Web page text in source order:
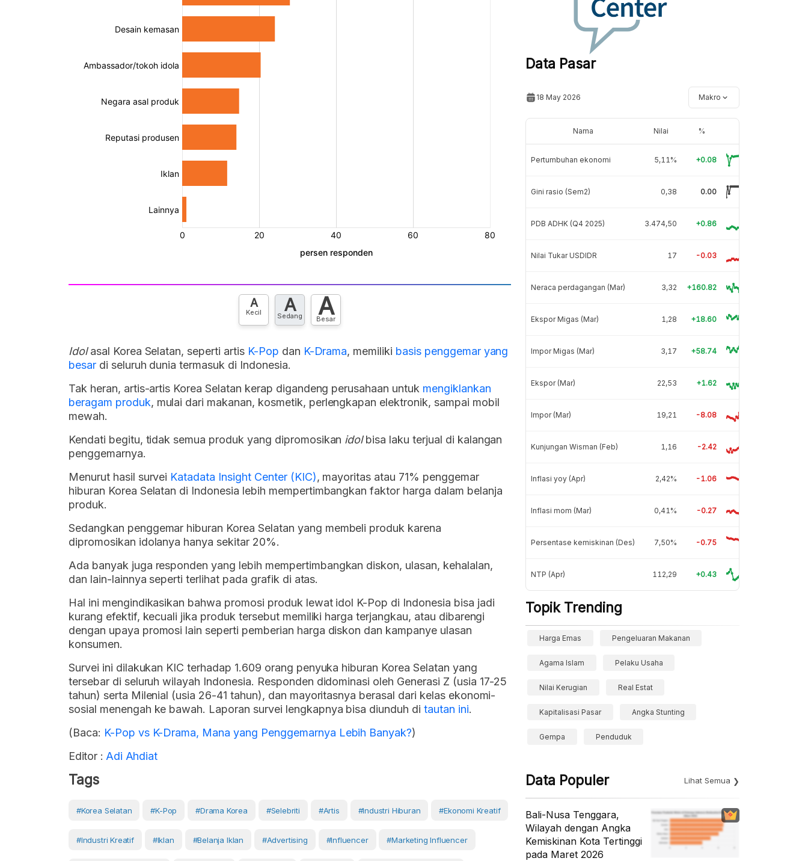
A
Kecil A
Sedang A
Besar
Idolasal Korea Selatan, seperti artis K-Pop dan K-Drama, memiliki basis penggemar yang
besardi seluruh dunia termasuk di Indonesia.
Tak heran, artis-artis Korea Selatan kerap digandeng perusahaan untuk mengiklankan
beragam produk, mulai dari makanan, kosmetik, perlengkapan elektronik, sampai mobil
mewah.
Kendati begitu, tidak semua produk yang dipromosikan idolbisa laku terjual di kalangan
penggemarnya.
Menurut hasil survei Katadata Insight Center (KIC), mayoritas atau 71% penggemar
hiburan Korea Selatan di Indonesia lebih mempertimbangkan faktor harga dalam belanja
produk.
Sedangkan penggemar hiburan Korea Selatan yang membeli produk karena
dipromosikan idolanya hanya sekitar 20%.
Ada banyak juga responden yang lebih mempertimbangkan diskon, ulasan, kehalalan,
dan lain-lainnya seperti terlihat pada grafik di atas.
Hal ini mengindikasikan bahwa promosi produk lewat idol K-Pop di Indonesia bisa jadi
kurang efektif, kecuali jika produk tersebut memiliki harga terjangkau, atau dibarengi
dengan upaya promosi lain seperti pemberian harga diskon dan kampanye ulasan
konsumen.
Survei ini dilakukan KIC terhadap 1.609 orang penyuka hiburan Korea Selatan yang
tersebar di seluruh wilayah Indonesia. Responden didominasi oleh Generasi Z (usia 17-25
tahun) serta Milenial (usia 26-41 tahun), dan mayoritasnya berasal dari kelas ekonomi-
sosial menengah ke bawah. Laporan survei lengkapnya bisa diunduh di tautan ini.
(Baca: K-Pop vs K-Drama, Mana yang Penggemarnya Lebih Banyak?)
Editor : Adi Ahdiat
Tags
#Korea Selatan #K-Pop #drama Korea #selebriti #Artis #Industri Hiburan #Ekonomi Kreatif
#industri Kreatif #Iklan #belanja Iklan #Advertising #Influencer #marketing Influencer
Data Pasar
18 May 2026 Makro
Nama Nilai %
Pertumbuhan ekonomi 5,11% +0.08
Gini rasio (Sem2) 0,38 0.00
PDB ADHK (Q4 2025) 3.474,50 +0.86
Nilai Tukar USDIDR 17 -0.03
Neraca perdagangan (Mar) 3,32 +160.82
Ekspor Migas (Mar) 1,28 +18.60
Impor Migas (Mar) 3,17 +58.74
Ekspor (Mar) 22,53 +1.62
Impor (Mar) 19,21 -8.08
Kunjungan Wisman (Feb) 1,16 -2.42
Inflasi yoy (Apr) 2,42% -1.06
Inflasi mom (Mar) 0,41% -0.27
Persentase kemiskinan (Des) 7,50% -0.75
NTP (Apr) 112,29 +0.43
Topik Trending
Harga Emas Pengeluaran Makanan
Agama Islam Pelaku Usaha
Nilai Kerugian Real Estat
Kapitalisasi Pasar Angka Stunting
Gempa Penduduk
Data Populer Lihat Semua
Bali-Nusa Tenggara,
Wilayah dengan Angka
Kemiskinan Kota Tertinggi
pada Maret 2026